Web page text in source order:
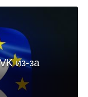
из-за